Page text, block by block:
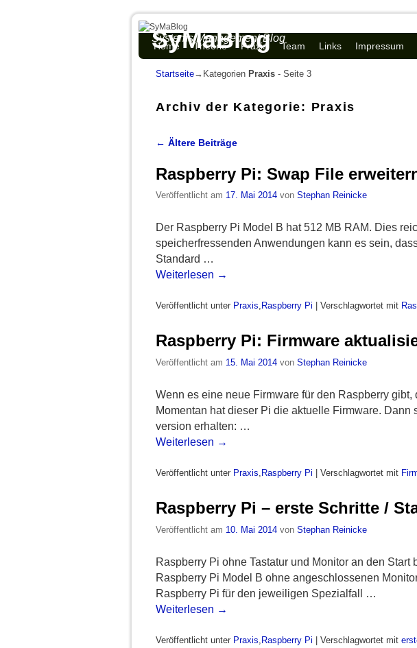
SyMaBlog
Systems Management Blog
Zum Inhalt wechseln
Zum sekundären Inhalt wechseln
Home Theorie Praxis Team Links Impressum
Startseite→Kategorien Praxis - Seite 3
Archiv der Kategorie: Praxis
Artikelnavigation
← Ältere Beiträge
Raspberry Pi: Swap File
Veröffentlicht am 17. Mai 2014 von Stephan Reinicke
Der Raspberry Pi Model B hat 512 MB RAM. Dies
speicherfressenden Anwendungen kann es sein,
Standard …
Weiterlesen →
Veröffentlicht unter Praxis, Raspberry Pi Verschlagwortet mit
Raspberry Pi: Firmware
Veröffentlicht am 15. Mai 2014 von Stephan Reinicke
Wenn es eine neue Firmware für den Raspberry
Momentan hat dieser Pi die aktuelle Firmware.
version erhalten: …
Weiterlesen →
Veröffentlicht unter Praxis Raspberry Pi Verschlagwortet mit
Raspberry Pi – erste Schritte /
Veröffentlicht am 10. Mai 2014 von Stephan Reinicke
Raspberry Pi ohne Tastatur und Monitor an den
Raspberry Pi Model B ohne angeschlossenen
Raspberry Pi für den jeweiligen Spezialfall …
Weiterlesen →
Veröffentlicht unter Praxis Raspberry Pi | Verschlagwortet mit